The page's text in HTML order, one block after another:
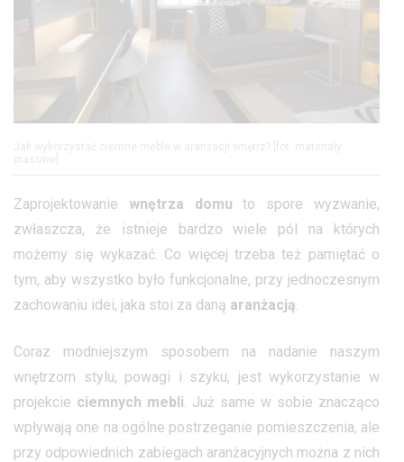
Zaprojektowanie wnętrza domu to spore wyzwanie,
zwłaszcza, że istnieje bardzo wiele pól na których
możemy się wykazać. Co więcej trzeba też pamiętać o
tym, aby wszystko było funkcjonalne, przy jednoczesnym
zachowaniu idei, jaka stoi za daną aranżacją
Coraz modniejszym sposobem na nadanie naszym
wnętrzom stylu, powagi i szyku, jest wykorzystanie w
projekcie ciemnych mebli . Już same w sobie znacząco
wpływają one na ogólne postrzeganie pomieszczenia, ale
przy odpowiednich zabiegach aranżacyjnych można z nich